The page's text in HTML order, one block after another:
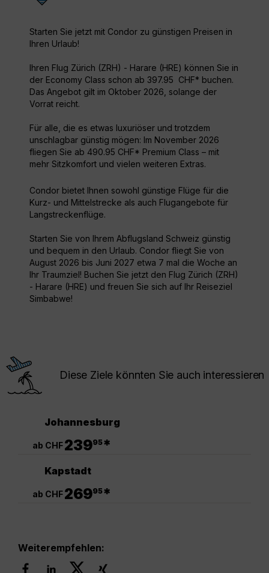
Starten Sie jetzt mit Condor zu günstigen Preisen in
Ihren Urlaub!
Ihren Flug Zürich (ZRH) - Harare (HRE) können Sie in
der Economy Class schon ab 397.95 CHF* buchen.
Das Angebot gilt im Oktober 2026, solange der
Vorrat reicht.
Für alle, die es etwas luxuriöser und trotzdem
unschlagbar günstig mögen: Im November 2026
fliegen Sie ab 490.95 CHF* Premium Class – mit
mehr Sitzkomfort und vielen weiteren Extras.
Condor bietet Ihnen sowohl günstige Flüge für die
Kurz- und Mittelstrecke als auch Flugangebote für
Langstreckenflüge.
Starten Sie von Ihrem Abflugsland Schweiz günstig
und bequem in den Urlaub. Condor fliegt Sie von
August 2026 bis Juni 2027 etwa 7 mal die Woche an
Ihr Traumziel! Buchen Sie jetzt den Flug Zürich (ZRH)
- Harare (HRE) und freuen Sie sich auf Ihr Reiseziel
Simbabwe!
Diese Ziele könnten Sie auch interessieren
Johannesburg
ab CHF23995*
Kapstadt
ab CHF26995*
Weiterempfehlen: